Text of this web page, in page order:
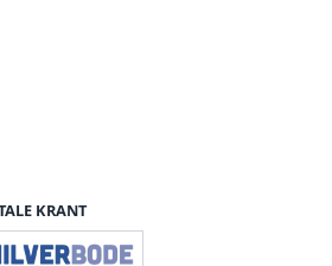
KRANT